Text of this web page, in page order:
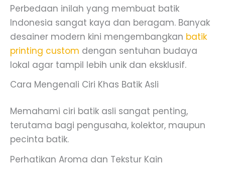
Perbedaan inilah yang membuat batik
Indonesia sangat kaya dan beragam. Banyak
desainer modern kini mengembangkan batik
printing custom dengan sentuhan budaya
lokal agar tampil lebih unik dan eksklusif.
Cara Mengenali Ciri Khas Batik Asli
Memahami ciri batik asli sangat penting,
terutama bagi pengusaha, kolektor, maupun
pecinta batik.
Perhatikan Aroma dan Tekstur Kain